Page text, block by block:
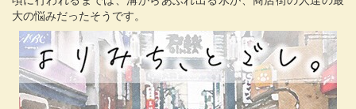
大の悩みだったそうです。